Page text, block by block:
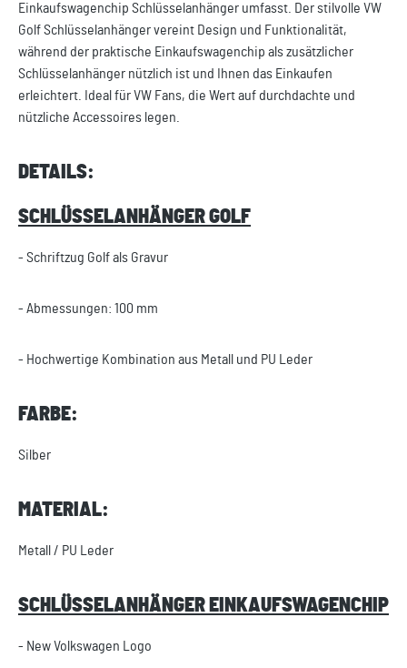
Einkaufswagenchip Schlüsselanhänger umfasst. Der stilvolle VW
Golf Schlüsselanhänger vereint Design und Funktionalität,
während der praktische Einkaufswagenchip als zusätzlicher
Schlüsselanhänger nützlich ist und Ihnen das Einkaufen
erleichtert. Ideal für VW Fans, die Wert auf durchdachte und
nützliche Accessoires legen.
DETAILS:
SCHLÜSSELANHÄNGER GOLF
- Schriftzug Golf als Gravur
- Abmessungen: 100 mm
- Hochwertige Kombination aus Metall und PU Leder
FARBE:
Silber
MATERIAL:
Metall / PU Leder
SCHLÜSSELANHÄNGER EINKAUFSWAGENCHIP
- New Volkswagen Logo